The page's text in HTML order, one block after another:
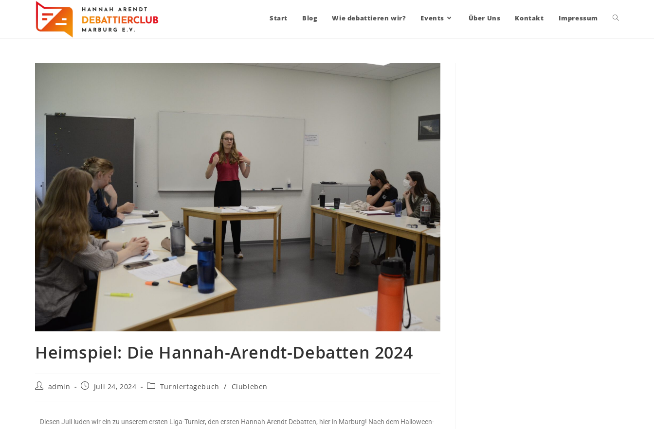
Start Blog Wie debattieren wir? Events Über Uns Kontakt Impressum
Heimspiel: Die Hannah-Arendt-Debatten 2024
admin Juli 24, 2024 Turniertagebuch / Clubleben
Diesen Juli luden wir ein zu unserem ersten Liga-Turnier, den ersten Hannah Arendt Debatten, hier in Marburg! Nach dem Halloween-